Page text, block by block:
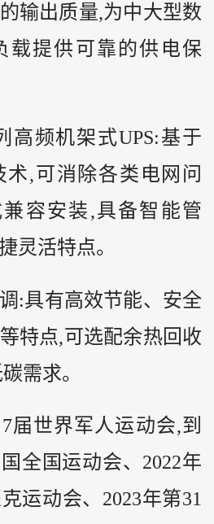
输出质量,为中大型数
载提供可靠的供电保
高频机架式UPS:基于
,可消除各类电网问
容安装,具备智能管
灵活特点。
:具有高效节能、安全
特点,可选配余热回收
需求。
届世界军人运动会,到
全国运动会、2022年
运动会、2023年第31